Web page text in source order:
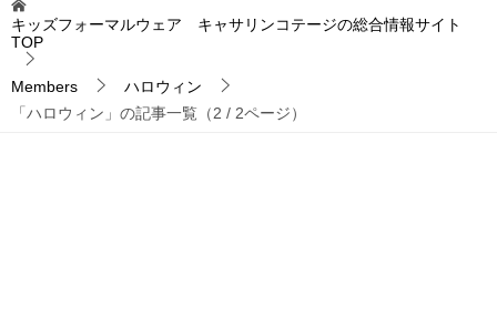
キッズフォーマルウェア キャサリンコテージの総合情報サイト
TOP
Members
ハロウィン
「ハロウィン」の記事一覧（2 / 2ページ）